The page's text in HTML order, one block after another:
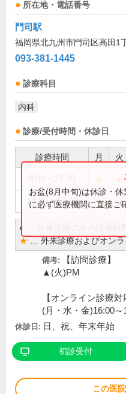
所在地・電話番号
門司駅
福岡県北九州市門司区高田1
093-381-1445
診療科目
内科
診療/受付時間・休診日
診療時間 月 火
★ ★
14:00～17:30 ★
●
★ … 外来診療およびオン
お盆(8月中旬)は休診・
に必ず医療機関に直接ご
備考:
【訪問診療】
▲(火)PM
【オンライン診療対
(月・水・金)16:00～
休診日: 日、祝、年末年始
初診受付
この医